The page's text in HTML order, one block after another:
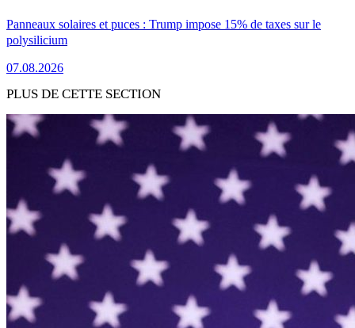
Panneaux solaires et puces : Trump impose 15% de taxes sur le
polysilicium
07.08.2026
PLUS DE CETTE SECTION